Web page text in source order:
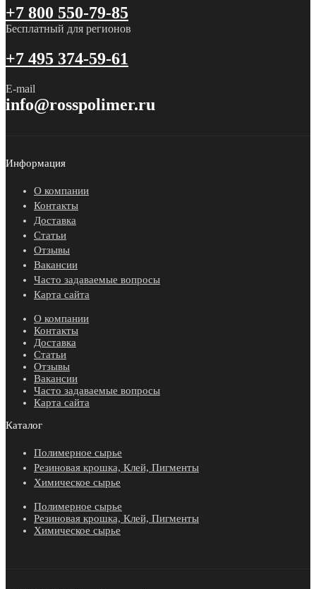
+7 800 550-79-85
Бесплатный для регионов
+7 495 374-59-61
E-mail
info@rosspolimer.ru
Информация
О компании
Контакты
Доставка
Статьи
Отзывы
Вакансии
Часто задаваемые вопросы
Карта сайта
О компании
Контакты
Доставка
Статьи
Отзывы
Вакансии
Часто задаваемые вопросы
Карта сайта
Каталог
Полимерное сырье
Резиновая крошка, Клей, Пигменты
Химическое сырье
Полимерное сырье
Резиновая крошка, Клей, Пигменты
Химическое сырье